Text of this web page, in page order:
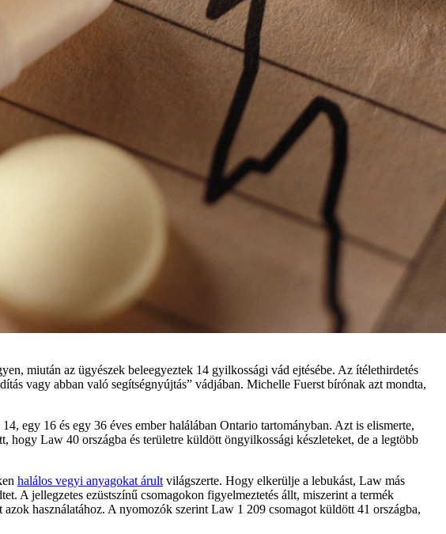
miután az ügyészek beleegyeztek 14 gyilkossági vád ejtésébe. Az ítélethirdetés
vagy abban való segítségnyújtás” vádjában. Michelle Fuerst bírónak azt mondta,
egy 16 és egy 36 éves ember halálában Ontario tartományban. Azt is elismerte,
Law 40 országba és területre küldött öngyilkossági készleteket, de a legtöbb
halálos vegyi anyagokat árult világszerte. Hogy elkerülje a lebukást, Law más
A jellegzetes ezüstszínű csomagokon figyelmeztetés állt, miszerint a termék
használatához. A nyomozók szerint Law 1 209 csomagot küldött 41 országba,